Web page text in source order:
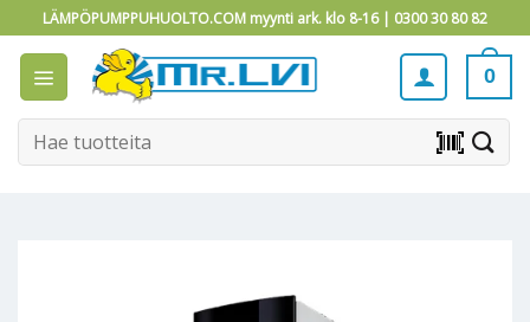
to
content
LÄMPÖPUMPPUHUOLTO.COM myynti ark. klo 8-16 | 0300 30 80 82
0
Etsi: barcode_scanner